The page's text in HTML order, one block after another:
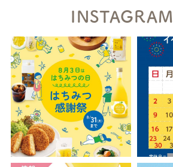
INSTAGRAM